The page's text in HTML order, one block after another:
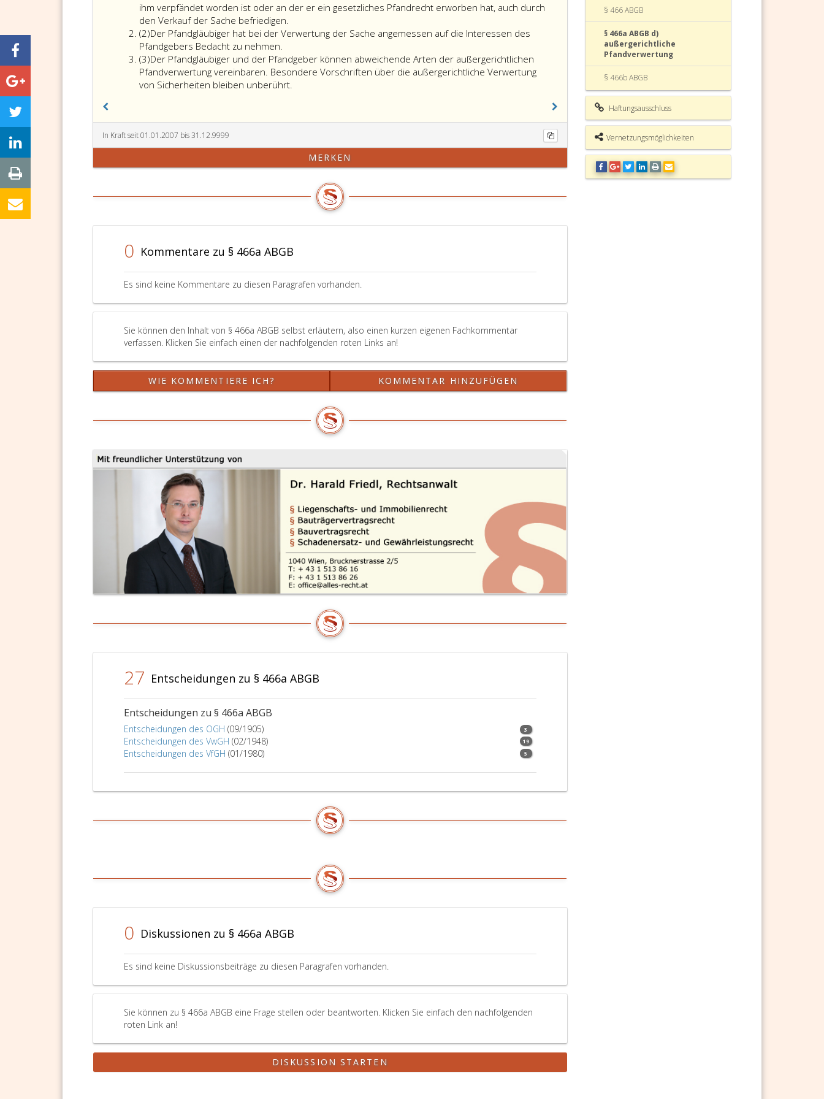
eins
ihm verpfändet worden ist oder an der er ein gesetzliches Pfandrecht erworben hat, auch durch
den Verkauf der Sache befriedigen.
Pfandgläubiger
sich
aus
einer
Sache
460
die
verpfändet
ist
der
er
ein
gesetzliches
Pfandrecht
hat,
durch
Verkauf
(2)Absatz
2
Der Pfandgläubiger hat bei der Verwertung der Sache angemessen auf die Interessen des
Pfandgebers Bedacht zu nehmen.
(3)Absatz
3
Der Pfandgläubiger und der Pfandgeber können abweichende Arten der außergerichtlichen
Pfandverwertung vereinbaren. Besondere Vorschriften über die außergerichtliche Verwertung
von Sicherheiten bleiben unberührt.
In Kraft seit 01.01.2007 bis 31.12.9999
MERKEN
0 Kommentare zu § 466a ABGB
Es sind keine Kommentare zu diesen Paragrafen vorhanden.
Sie können den Inhalt von § 466a ABGB selbst erläutern, also einen kurzen eigenen Fachkommentar
verfassen. Klicken Sie einfach einen der nachfolgenden roten Links an!
WIE KOMMENTIERE ICH? KOMMENTAR HINZUFÜGEN
27 Entscheidungen zu § 466a ABGB
Entscheidungen zu § 466a ABGB
Entscheidungen des OGH (09/1905) 3
Entscheidungen des VwGH (02/1948) 19
Entscheidungen des VfGH (01/1980) 5
0 Diskussionen zu § 466a ABGB
Es sind keine Diskussionsbeiträge zu diesen Paragrafen vorhanden.
Sie können zu § 466a ABGB eine Frage stellen oder beantworten. Klicken Sie einfach den nachfolgenden
roten Link an!
DISKUSSION STARTEN
§ 466 ABGB
§ 466a ABGB d)
außergerichtliche
Pfandverwertung
§ 466b ABGB
§ 466d ABGB
§ 466e ABGB
§ 467 ABGB Erlöschung des
Pfandrechtes.
Haftungsausschluss
Vernetzungsmöglichkeiten